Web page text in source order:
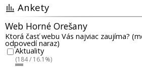
Ankety
Web Horné Orešany
Ktorá časť webu Vás najviac zaujíma?
odpovedí naraz)
Aktuality
(184 / 16.1%)